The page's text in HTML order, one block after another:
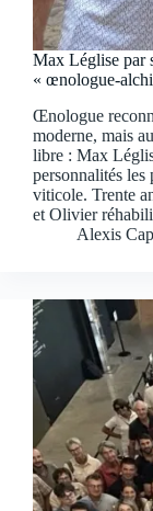
Max Léglise par
« œnologue-
Œnologue
moderne, mais
libre : Max
personnalités
viticole. Trente
et Olivier
Alexis